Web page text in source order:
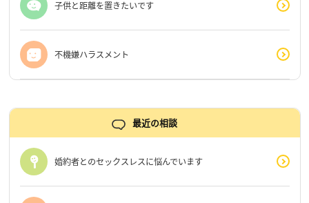
子供と距離を置きたいです
不機嫌ハラスメント
最近の相談
婚約者とのセックスレスに悩んでいます